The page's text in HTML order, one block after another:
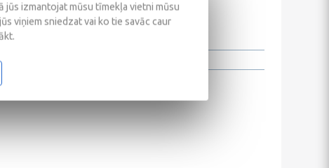
jūs izmantojat mūsu tīmekļa vietni mūsu
viņiem sniedzat vai ko tie savāc caur